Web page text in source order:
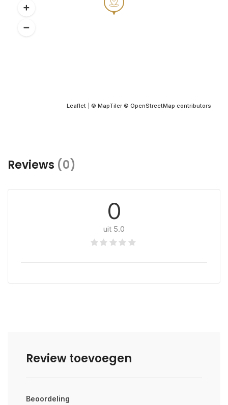
Leaflet © MapTiler © OpenStreetMap contributors
Reviews (0)
0
uit 5.0
Review toevoegen
Beoordeling